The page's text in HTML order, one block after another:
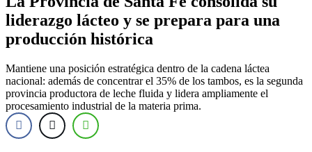
liderazgo lácteo y se prepara para una
producción histórica
Mantiene una posición estratégica dentro de la cadena láctea
nacional: además de concentrar el 35% de los tambos, es la segunda
provincia productora de leche fluida y lidera ampliamente el
procesamiento industrial de la materia prima.